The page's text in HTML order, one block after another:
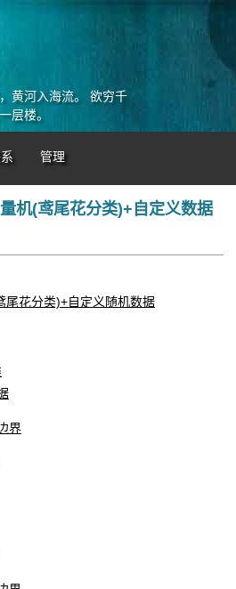
黄河入海流。 欲穷千
层楼。
管理
机(鸢尾花分类)+自定义数据
尾花分类)+自定义随机数据
界